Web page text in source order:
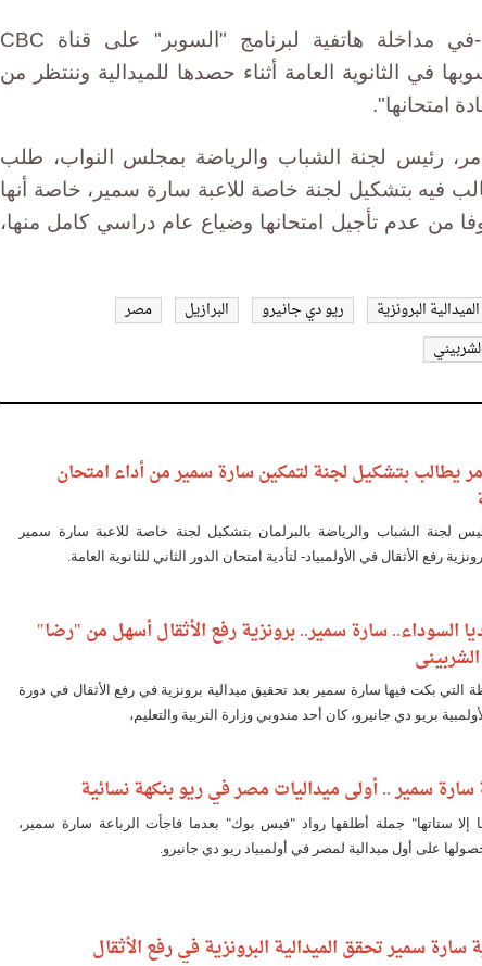
وكان شقيق سارة قال -في مداخلة هاتفية لبرنامج "السوبر" على قناة CBC
في الثانوية العامة أثناء حصدها للميدالية وننتظر من
امتحانها".
رئيس لجنة الشباب والرياضة بمجلس النواب، طلب
فيه بتشكيل لجنة خاصة للاعبة سارة سمير، خاصة أنها
من عدم تأجيل امتحانها وضياع عام دراسي كامل منها،
الميدالية البرونزية ريو دي جانيرو البرازيل
مصر
يطالب بتشكيل لجنة لتمكين سارة سمير من أداء امتحان
لجنة الشباب والرياضة بالبرلمان بتشكيل لجنة خاصة للاعبة سارة سمير
رفع الأثقال في الأولمبياد- لتأدية امتحان الدور الثاني للثانوية العامة.
السوداء.. سارة سمير.. برونزية رفع الأثقال أسهل من "رضا"
التي بكت فيها سارة سمير بعد تحقيق ميدالية برونزية في رفع الأثقال في دورة
بريو دي جانيرو، كان أحد مندوبي وزارة التربية والتعليم،
سارة سمير .. أولى ميداليات مصر في ريو بنكهة نسائية
إلا ستاتها" جملة أطلقها رواد "فيس بوك" بعدما فاجأت الرباعة سارة سمير،
على أول ميدالية لمصر في أولمبياد ريو دي جانيرو.
سارة سمير تحقق الميدالية البرونزية في رفع الأثقال